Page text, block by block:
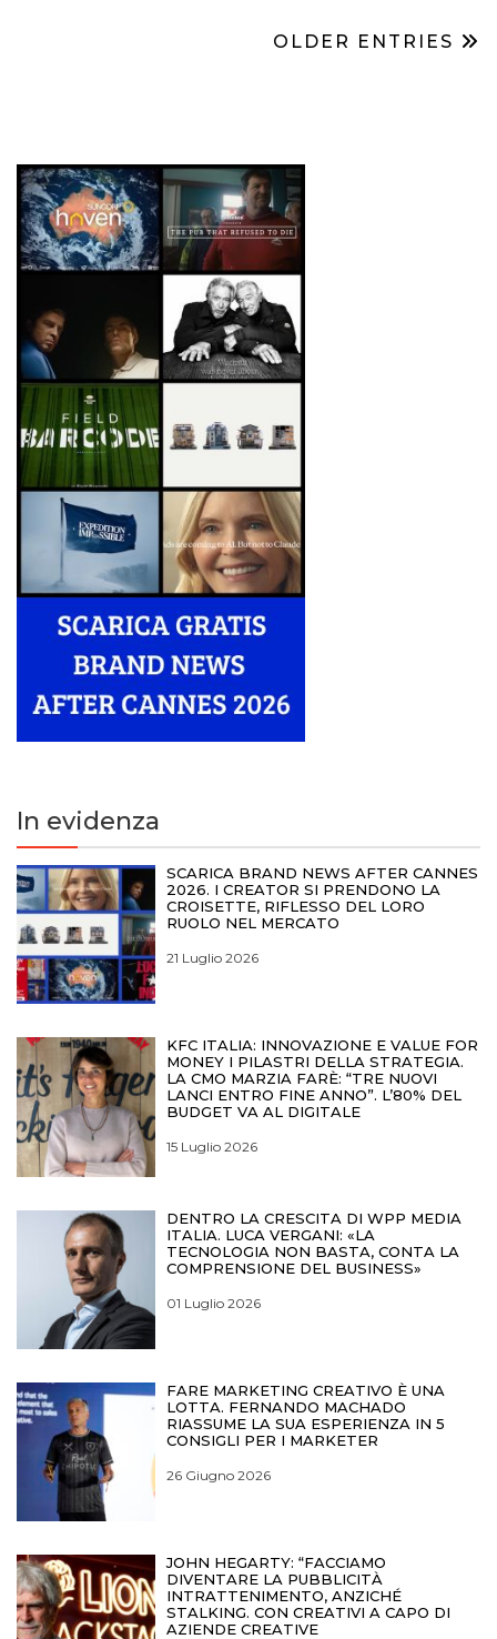
OLDER ENTRIES
In evidenza
SCARICA BRAND NEWS AFTER CANNES
2026. I CREATOR SI PRENDONO LA
CROISETTE, RIFLESSO DEL LORO
RUOLO NEL MERCATO
21 Luglio 2026
KFC ITALIA: INNOVAZIONE E VALUE FOR
MONEY I PILASTRI DELLA STRATEGIA.
LA CMO MARZIA FARÈ: “TRE NUOVI
LANCI ENTRO FINE ANNO”. L’80% DEL
BUDGET VA AL DIGITALE
15 Luglio 2026
DENTRO LA CRESCITA DI WPP MEDIA
ITALIA. LUCA VERGANI: «LA
TECNOLOGIA NON BASTA, CONTA LA
COMPRENSIONE DEL BUSINESS»
01 Luglio 2026
FARE MARKETING CREATIVO È UNA
LOTTA. FERNANDO MACHADO
RIASSUME LA SUA ESPERIENZA IN 5
CONSIGLI PER I MARKETER
26 Giugno 2026
JOHN HEGARTY: “FACCIAMO
DIVENTARE LA PUBBLICITÀ
INTRATTENIMENTO, ANZICHÉ
STALKING. CON CREATIVI A CAPO DI
AZIENDE CREATIVE